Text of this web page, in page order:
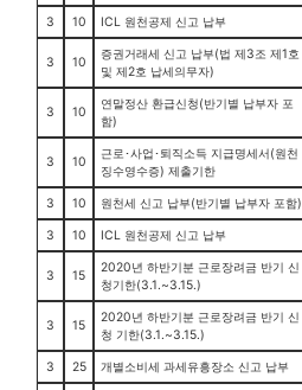
3 10 ICL 원천공제 신고 납부
3 10
증권거래세 신고 납부(법 제3조 제1호
및 제2호 납세의무자)
3 10
연말정산 환급신청(반기별 납부자 포
함)
3 10
근로･사업･퇴직소득 지급명세서(원천
징수영수증) 제출기한
3 10 원천세 신고 납부(반기별 납부자 포함)
3 10 ICL 원천공제 신고 납부
3 15
2020년 하반기분 근로장려금 반기 신
청기한(3.1.~3.15.)
3 15
2020년 하반기분 근로장려금 반기 신
청 기한(3.1.~3.15.)
3 25 개별소비세 과세유흥장소 신고 납부